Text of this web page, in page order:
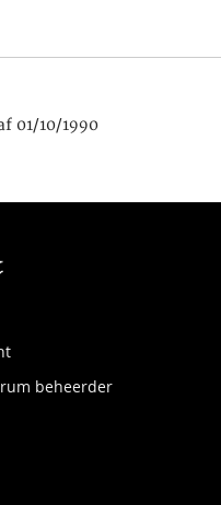
01/10/1990
beheerder